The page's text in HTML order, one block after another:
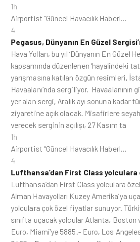
1h
Airportist “Güncel Havacılık Haberl…
4
Pegasus, Dünyanın En Güzel
Hava Yolları, bu yıl ‘Dünyanın En Güzel
kapsamında düzenlenen ‘hayalindeki
yarışmasına katılan özgün resimleri,
Havaalanı’nda sergiliyor. Havaalanının
yer alan sergi, Aralık ayı sonuna kadar
ziyaretine açık olacak. Misafirlere
verecek serginin açılışı, 27 Kasım ta
1h
Airportist “Güncel Havacılık Haberl…
4
Lufthansa’dan First Class
Lufthansa’dan First Class yolculara
Alman Havayolları Kuzey Amerika’ya
yolculara çok özel fiyatlar sunuyor.
sınıfta uçacak yolcular Atlanta, Boston
Euro, Miami’ye 5885.- Euro, Los